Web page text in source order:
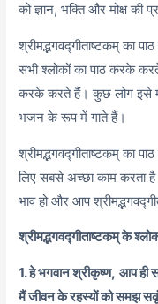
को ज्ञान, भक्ति और मोक्ष की
श्रीमद्भगवद्गीताष्टकम् का
सभी श्लोकों का पाठ करके
करके करते हैं। कुछ लोग इसे
भजन के रूप में गाते हैं।
श्रीमद्भगवद्गीताष्टकम् का
लिए सबसे अच्छा काम करता
भाव हो और आप
श्रीमद्भगवद्गीताष्टकम् के
1. हे भगवान श्रीकृष्ण, आप ही
मैं जीवन के रहस्यों को समझ